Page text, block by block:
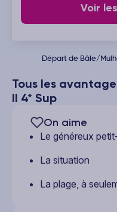
Tous les
II 4* Sup
On aime
Le généreux
La situation
La plage, à
Voir
Départ de Bâle/